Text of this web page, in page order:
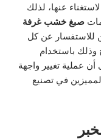
عنها، لذلك
صبغ خشب غرفة
للاستفسار عن كل
وذلك باستخدام
عملية تغيير واجهة
في تصنيع